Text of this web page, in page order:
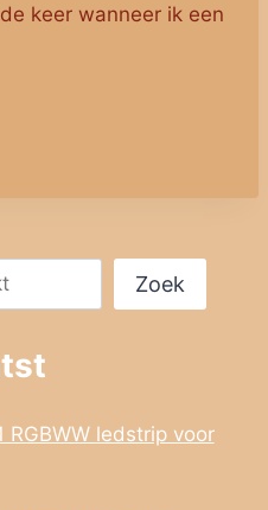
keer wanneer ik een
Zoek
ledstrip voor